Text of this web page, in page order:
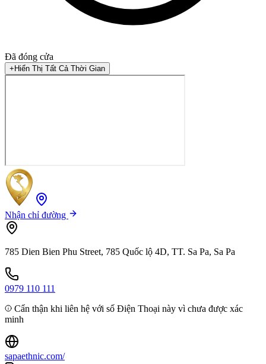
Đã đóng cửa
+Hiển Thị Tất Cả Thời Gian
Nhận chỉ đường
785 Dien Bien Phu Street, 785 Quốc lộ 4D, TT. Sa Pa, Sa Pa
0979 110 111
Cẩn thận khi liên hệ với số Điện Thoại này vì chưa được xác
minh
sapaethnic.com/